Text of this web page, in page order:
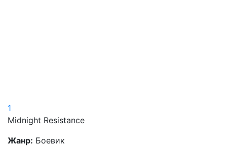
1
Midnight Resistance
Жанр: Боевик